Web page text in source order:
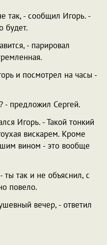
так, - сообщил Игорь. -
будет.
- парировал
и посмотрел на часы -
- предложил Сергей.
Игорь. - Такой тонкий
вискарем. Кроме
вином - это вообще
ты так и не объяснил, с
повело.
вечер, - ответил